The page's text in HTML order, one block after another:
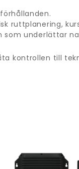
ruttplanering,
som underlättar
kontrollen till